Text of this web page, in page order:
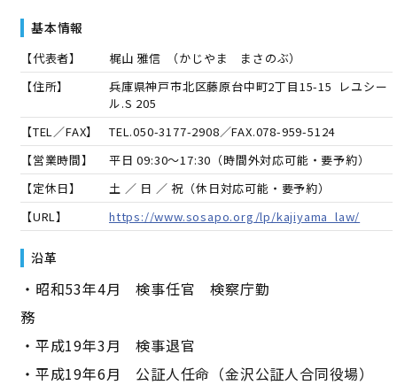
基本情報
【代表者】 梶山 雅信 （かじやま まさのぶ）
【住所】
兵庫県神戸市北区藤原台中町2丁目15-15 レユシー
ル.S 205
【TEL／FAX】
TEL.050-3177-2908／FAX.078-959-5124
【営業時間】
平日 09:30～17:30（時間外対応可能・要予約）
【定休日】
土 ／ 日 ／ 祝（休日対応可能・要予約）
【URL】
https://www.sosapo.org/lp/kajiyama_law/
沿革
・昭和53年4月 検事任官 検察庁勤
務
・平成19年3月 検事退官
・平成19年6月 公証人任命（金沢公証人合同役場）